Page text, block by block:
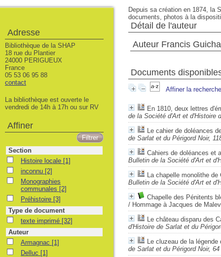
Depuis sa création en 1874, la
documents, photos à la
Détail de l'auteur
Auteur Francis
Documents
Affiner la recherche
En 1810, deux lettres
de la Société d'Art et d'Histoire
Le cahier de doléances
de Sarlat et du Périgord Noir,
Cahiers de doléances et
Bulletin de la Société d'Art et
La chapelle monolithe
Bulletin de la Société d'Art et
Chapelle des Pénitents
/ Hommage à Jacques de
Le château disparu des
d'Histoire de Sarlat et du
Le cluzeau de la légende
de Sarlat et du Périgord Noir,
Adresse
Bibliothèque de la SHAP
18 rue du Plantier
24000 PERIGUEUX
France
05 53 06 95 88
contact
La bibliothèque est ouverte le
vendredi de 14h à 17h ou sur RV
Affiner
Section
Histoire locale [1]
inconnu [2]
Monographies
communales [2]
Préhistoire [3]
Type de document
texte imprimé [32]
Auteur
Armagnac [1]
Delluc [1]